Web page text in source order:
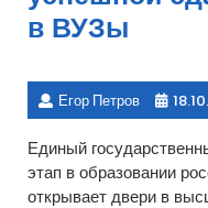
в ВУЗы
Егор Петров
Единый
этап в образовании
открывает двери в